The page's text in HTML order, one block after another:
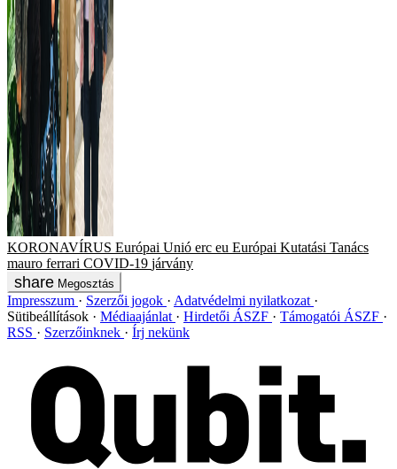
KORONAVÍRUS Európai Unió erc eu Európai Kutatási Tanács
mauro ferrari COVID-19 járvány
Megosztás
Impresszum Szerzői jogok
Adatvédelmi nyilatkozat
Sütibeállítások
Médiaajánlat Hirdetői ÁSZF
Támogatói ÁSZF
RSS
Szerzőinknek Írj nekünk